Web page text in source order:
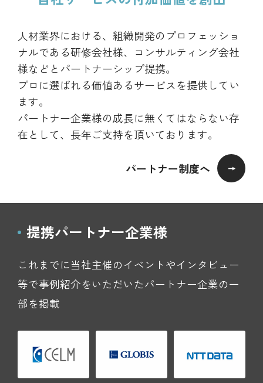
人材業界における、組織開発のプロフェッショ
ナルである研修会社様、コンサルティング会社
様などとパートナーシップ提携。
プロに選ばれる価値あるサービスを提供してい
ます。
パートナー企業様の成長に無くてはならない存
在として、長年ご支持を頂いております。
パートナー制度へ
提携パートナー企業様
これまでに当社主催のイベントやインタビュー
等で事例紹介をいただいたパートナー企業の一
部を掲載